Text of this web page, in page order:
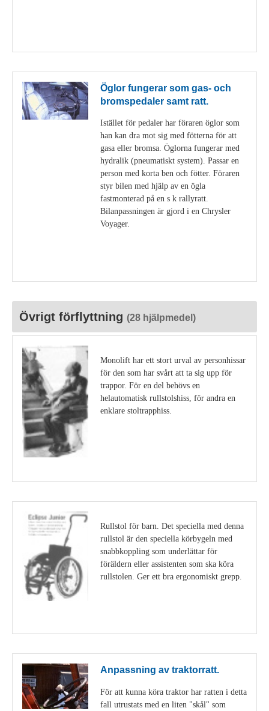
Öglor fungerar som gas- och
bromspedaler samt ratt.
Istället för pedaler har föraren öglor som
han kan dra mot sig med fötterna för att
gasa eller bromsa. Öglorna fungerar med
hydralik (pneumatiskt system). Passar en
person med korta ben och fötter. Föraren
styr bilen med hjälp av en ögla
fastmonterad på en s k rallyratt.
Bilanpassningen är gjord i en Chrysler
Voyager.
Övrigt förflyttning (28 hjälpmedel)
Monolift har ett stort urval av personhissar
för den som har svårt att ta sig upp för
trappor. För en del behövs en
helautomatisk rullstolshiss, för andra en
enklare stoltrapphiss.
Rullstol för barn. Det speciella med denna
rullstol är den speciella körbygeln med
snabbkoppling som underlättar för
föräldern eller assistenten som ska köra
rullstolen. Ger ett bra ergonomiskt grepp.
Anpassning av traktorratt.
För att kunna köra traktor har ratten i detta
fall utrustats med en liten "skål" som